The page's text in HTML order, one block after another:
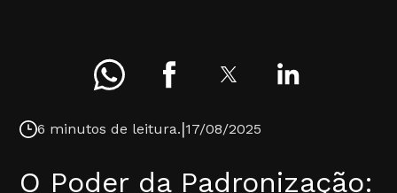
6 minutos de leitura.|17/08/2025
O Poder da Padronização: